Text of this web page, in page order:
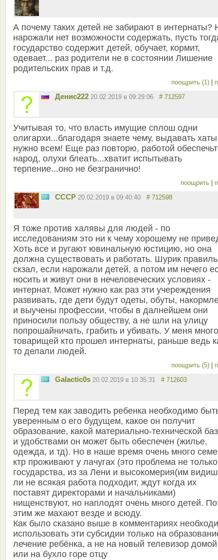
А почему таких детей не забирают в интернаты?
нарожали нет возможности содержать, пусть
государство содержит детей, обучает, кормит,
одевает... раз родители не в состоянии Лишение
родительских прав и т.д.
поощрить (1)
Денис222 20.02.2019 в 09:29:06 # 712597
Учитывая то, что власть имущие сплош одни
олигархи...благодаря знаете чему, выдавать хаты
нужно всем! Еще раз повторю, работой
народ, олухи блеать...хватит испытывать
терпение...оно не безгранично!
поощрить
СССР 20.02.2019 в 09:40:40 # 712598
Я тоже против халявы для людей - по
исследованиям это ни к чему хорошему не
Хоть все и ругают ювинальную юстицию, но она
должна существовать и работать. Шурик
скзал, если нарожали детей, а потом им нечего
носить и живут они в нечеловеческих условиях -
интернат. Может нужно как раз эти учереждения
развивать, где дети будут одеты, обуты,
и выучены профессии, чтобы в далнейшем они
приносили пользу обществу, а не шли на улицу
попрошайничать, грабить и убивать. У меня много
товарищей кто прошел интернаты, раньше ведь
то делали людей.
поощрить (5)
Galactic0s 20.02.2019 в 10:35:31 # 712603
Перед тем как заводить ребенка необходимо
уверенным о его будущем, какое он получит
образование, какой материально-технической
и удобствами он может быть обеспечен (жилье,
одежда, и тд). Но в наше время очень много
ктр проживают у лачугах (это проблема не только
государства, из за Лени и высокомерия(им
ли не всякая работа подходит, ждут когда их
поставят директорами и начальниками)
нищенствуют, но наплодят очень много детей.
этим же махают везде и всюду.
Как было сказано выше в комментариях
использовать эти субсидии только на
лечение ребёнка, а не на новый телевизор домой
или на бухло горе отцу